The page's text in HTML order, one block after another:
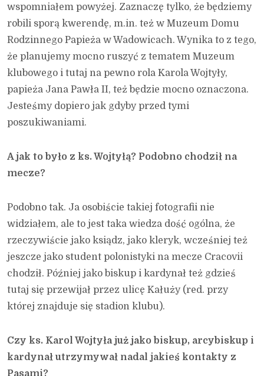
wspomniałem powyżej. Zaznaczę tylko, że będziemy
robili sporą kwerendę, m.in. też w Muzeum Domu
Rodzinnego Papieża w Wadowicach. Wynika to z tego,
że planujemy mocno ruszyć z tematem Muzeum
klubowego i tutaj na pewno rola Karola Wojtyły,
papieża Jana Pawła II, też będzie mocno oznaczona.
Jesteśmy dopiero jak gdyby przed tymi
poszukiwaniami.
A jak to było z ks. Wojtyłą? Podobno chodził na
mecze?
Podobno tak. Ja osobiście takiej fotografii nie
widziałem, ale to jest taka wiedza dość ogólna, że
rzeczywiście jako ksiądz, jako kleryk, wcześniej też
jeszcze jako student polonistyki na mecze Cracovii
chodził. Później jako biskup i kardynał też gdzieś
tutaj się przewijał przez ulicę Kałuży (red. przy
której znajduje się stadion klubu).
Czy ks. Karol Wojtyła już jako biskup, arcybiskup i
kardynał utrzymywał nadal jakieś kontakty z
Pasami?